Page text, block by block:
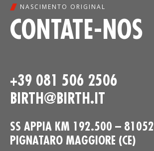
NASCIMENTO ORIGINAL
CONTATE-NOS
+39 081 506 2506
BIRTH@BIRTH.IT
SS APPIA KM 192.500 – 81052
PIGNATARO MAGGIORE (CE)